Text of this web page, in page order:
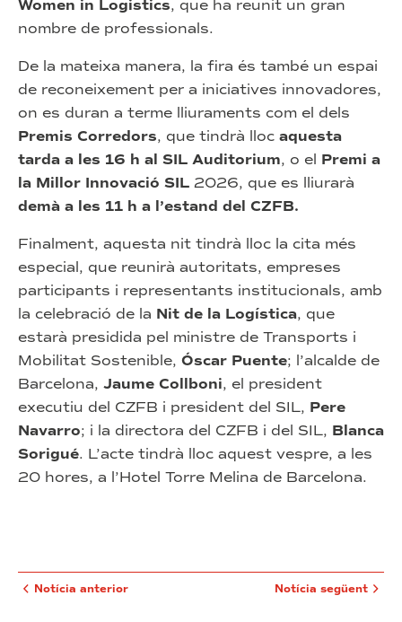
Women in Logistics, que ha reunit un gran
nombre de professionals.
De la mateixa manera, la fira és també un espai
de reconeixement per a iniciatives innovadores,
on es duran a terme lliuraments com el dels
Premis Corredors, que tindrà lloc aquesta
tarda a les 16 h al SIL Auditorium, o el Premi a
la Millor Innovació SIL 2026, que es lliurarà
demà a les 11 h a l’estand del CZFB.
Finalment, aquesta nit tindrà lloc la cita més
especial, que reunirà autoritats, empreses
participants i representants institucionals, amb
la celebració de la Nit de la Logística, que
estarà presidida pel ministre de Transports i
Mobilitat Sostenible, Óscar Puente; l’alcalde de
Barcelona, Jaume Collboni, el president
executiu del CZFB i president del SIL, Pere
Navarro; i la directora del CZFB i del SIL, Blanca
Sorigué. L’acte tindrà lloc aquest vespre, a les
20 hores, a l’Hotel Torre Melina de Barcelona.
Notícia anterior Notícia següent